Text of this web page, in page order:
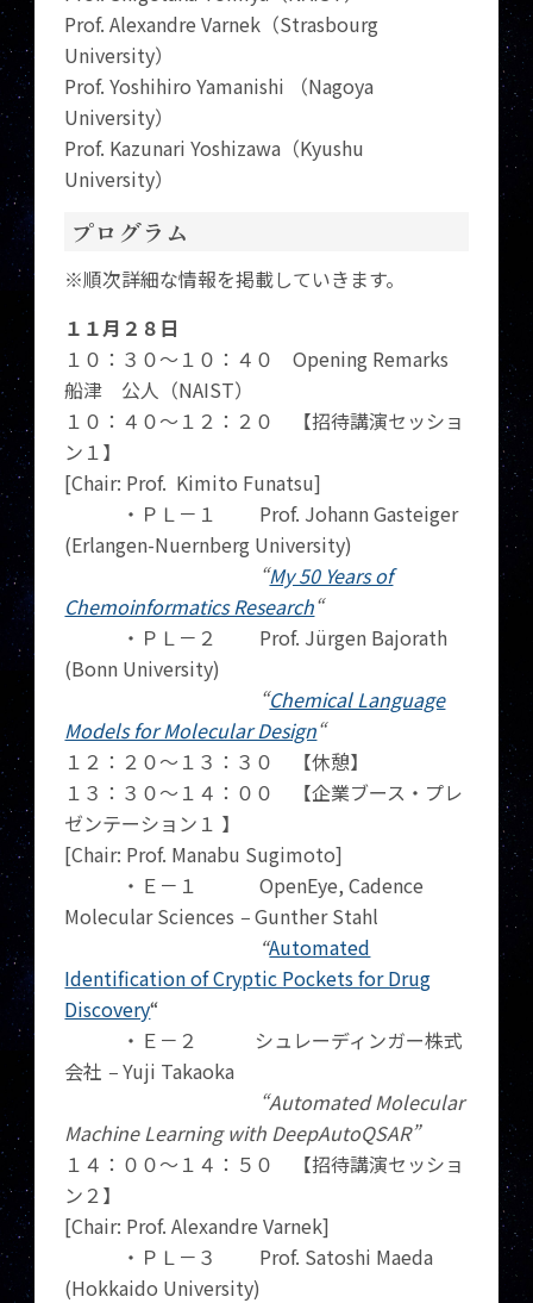
Prof. Alexandre Varnek（Strasbourg
University）
Prof. Yoshihiro Yamanishi （Nagoya
University）
Prof. Kazunari Yoshizawa（Kyushu
University）
プログラム
※順次詳細な情報を掲載していきます。
１１月２８日
１０：３０～１０：４０ Opening Remarks
船津 公人（NAIST）
１０：４０～１２：２０ 【招待講演セッショ
ン１】
[Chair: Prof. Kimito Funatsu]
・ＰＬ－１ Prof. Johann Gasteiger
(Erlangen-Nuernberg University)
“My 50 Years of
Chemoinformatics Research“
・ＰＬ－２ Prof. Jürgen Bajorath
(Bonn University)
“Chemical Language
Models for Molecular Design“
１２：２０～１３：３０ 【休憩】
１３：３０～１４：００ 【企業ブース・プレ
ゼンテーション１ 】
[Chair: Prof. Manabu Sugimoto]
・Ｅ－１OpenEye, Cadence
Molecular Sciences –Gunther Stahl
“Automated
Identification of Cryptic Pockets for Drug
Discovery“
・Ｅ－２ シュレーディンガー株式
会社 –Yuji Takaoka
“Automated Molecular
Machine Learning with DeepAutoQSAR”
１４：００～１４：５０ 【招待講演セッショ
ン２】
[Chair: Prof. Alexandre Varnek]
・ＰＬ－３ Prof. Satoshi Maeda
(Hokkaido University)